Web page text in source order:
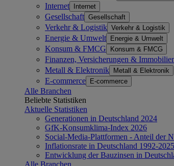
Internet Internet
Gesellschaft Gesellschaft
Verkehr & Logistik Verkehr & Logistik
Energie & Umwelt Energie & Umwelt
Konsum & FMCG Konsum & FMCG
Finanzen, Versicherungen &
Metall & Elektronik Metall & Elektronik
E-commerce E-commerce
Alle Branchen
Beliebte Statistiken
Aktuelle Statistiken
Generationen in Deutschland 2024
GfK-Konsumklima-Index 2026
Social-Media-Plattformen - Anteil der
Inflationsrate in Deutschland 1992-2025
Entwicklung der Bauzinsen in
Alle Branchen